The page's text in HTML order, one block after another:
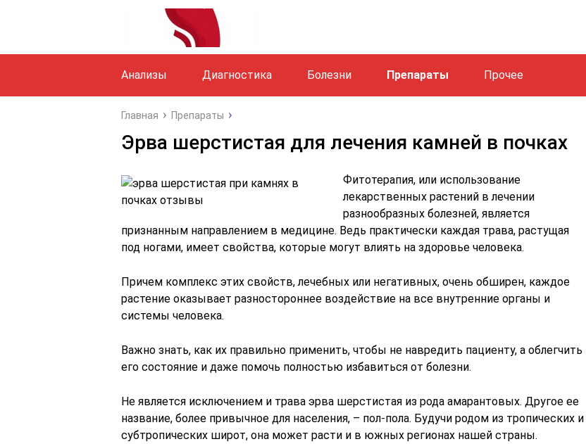
Анализы Диагностика Болезни Препараты Прочее
Главная Препараты
Эрва шерстистая для лечения камней в почках
Фитотерапия, или использование
лекарственных растений в лечении
разнообразных болезней, является
признанным направлением в медицине. Ведь практически каждая трава, растущая
под ногами, имеет свойства, которые могут влиять на здоровье человека.
Причем комплекс этих свойств, лечебных или негативных, очень обширен, каждое
растение оказывает разностороннее воздействие на все внутренние органы и
системы человека.
Важно знать, как их правильно применить, чтобы не навредить пациенту, а облегчить
его состояние и даже помочь полностью избавиться от болезни.
Не является исключением и трава эрва шерстистая из рода амарантовых. Другое ее
название, более привычное для населения, – пол-пола. Будучи родом из тропических и
субтропических широт, она может расти и в южных регионах нашей страны.